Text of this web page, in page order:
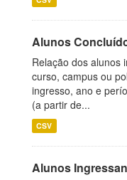
Alunos
Relação dos alunos
curso, campus ou
ingresso, ano e
(a partir de...
CSV
Alunos